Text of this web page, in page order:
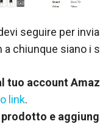
seguire per
a chiunque siano i
tuo account
link.
e